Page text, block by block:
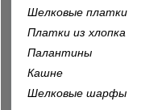
Шелковые платки
Платки из хлопка
Палантины
Кашне
Шелковые шарфы